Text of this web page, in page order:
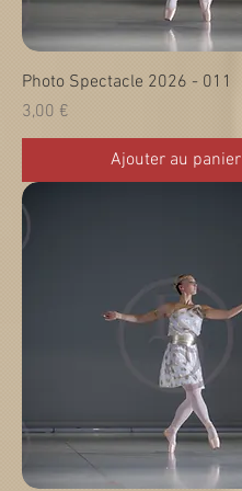
Photo Spectacle 2026 - 011
Prix
3,00 €
Ajouter au panier